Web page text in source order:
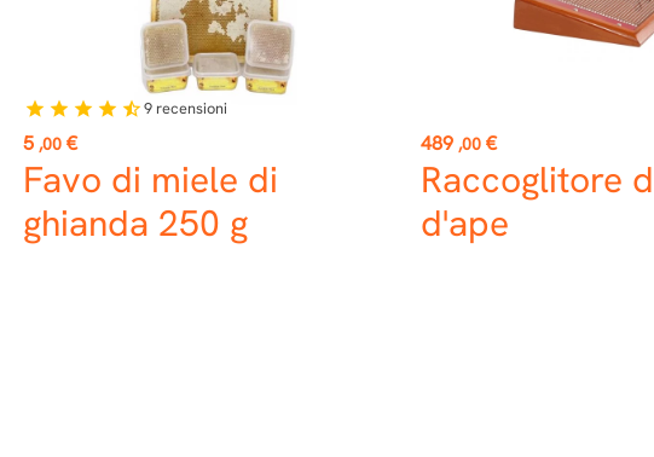
Prezzo
5 ,00 €
Favo di miele di
ghianda 250 g
star star star star star_half9 recensioni
Prezzo
489 ,00 €
Raccoglitore
d'ape